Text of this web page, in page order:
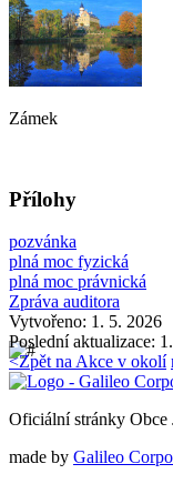
Zámek
Přílohy
pozvánka
plná moc fyzická
plná moc právnická
Zpráva auditora
Vytvořeno: 1. 5. 2026
Poslední aktualizace:
<Zpět na Akce v okolí
Oficiální stránky
made by Galileo